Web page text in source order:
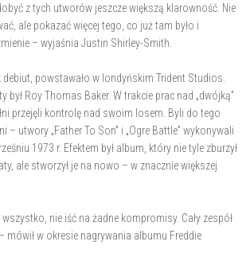
z tych utworów jeszcze większą klarowność. Nie
ale pokazać więcej tego, co już tam było i
– wyjaśnia Justin Shirley-Smith.
debiut, powstawało w londyńskim Trident Studios.
był Roy Thomas Baker. W trakcie prac nad „dwójką”
przejęli kontrolę nad swoim losem. Byli do tego
utwory „Father To Son” i „Ogre Battle” wykonywali
1973 r. Efektem był album, który nie tyle zburzył
ale stworzył je na nowo – w znacznie większej
wszystko, nie iść na żadne kompromisy. Cały zespół
mówił w okresie nagrywania albumu Freddie